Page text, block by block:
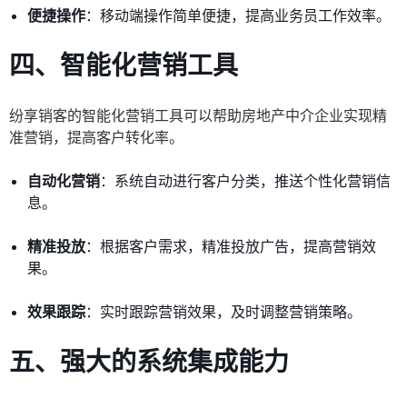
便捷操作：移动端操作简单便捷，提高业务员工作效率。
四、智能化营销工具
纷享销客的智能化营销工具可以帮助房地产中介企业实现精
准营销，提高客户转化率。
自动化营销：系统自动进行客户分类，推送个性化营销信
息。
精准投放：根据客户需求，精准投放广告，提高营销效
果。
效果跟踪：实时跟踪营销效果，及时调整营销策略。
五、强大的系统集成能力